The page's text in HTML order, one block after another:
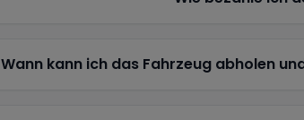
Wann kann ich das Fahrzeug abholen